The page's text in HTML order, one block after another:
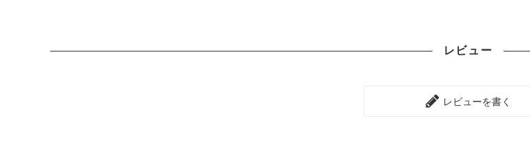
レビュー
レビューを書く